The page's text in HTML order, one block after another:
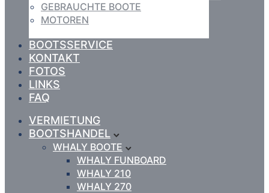
GEBRAUCHTE BOOTE
MOTOREN
BOOTSSERVICE
KONTAKT
FOTOS
LINKS
FAQ
VERMIETUNG
BOOTSHANDEL
WHALY BOOTE
WHALY FUNBOARD
WHALY 210
WHALY 270